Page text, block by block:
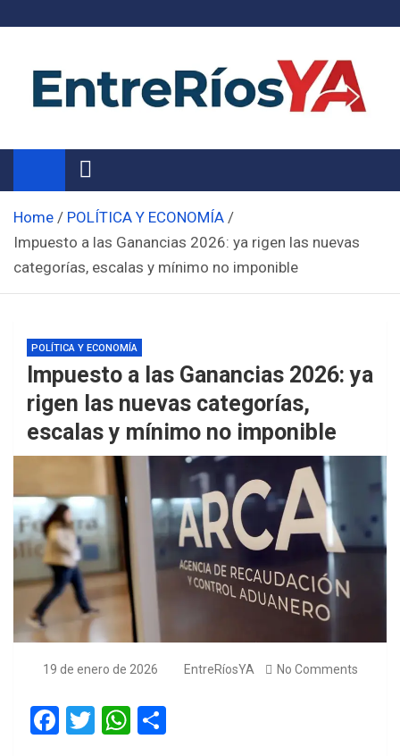
Noticias de Entre Ríos
Información de toda la provincia ahora
Home
POLÍTICA Y ECONOMÍA
Impuesto a las Ganancias 2026: ya rigen las nuevas
categorías, escalas y mínimo no imponible
POLÍTICA Y ECONOMÍA
Impuesto a las Ganancias 2026: ya
rigen las nuevas categorías,
escalas y mínimo no imponible
19 de enero de 2026 EntreRíosYA No Comments
F
T
W